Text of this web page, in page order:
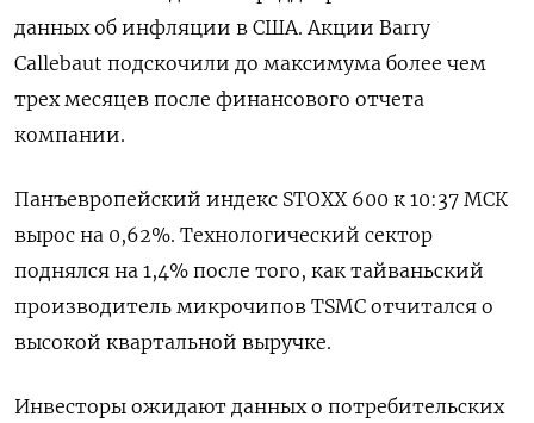
данных об инфляции в США. Акции Barry
Callebaut подскочили до максимума более чем
трех месяцев после финансового отчета
компании.
Панъевропейский индекс STOXX 600 к 10:37 МСК
вырос на 0,62%. Технологический сектор
поднялся на 1,4% после того, как тайваньский
производитель микрочипов TSMC отчитался о
высокой квартальной выручке.
Инвесторы ожидают данных о потребительских